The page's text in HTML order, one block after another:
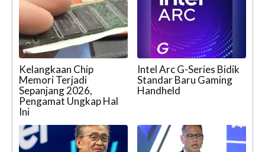
Kelangkaan Chip
Memori Terjadi
Sepanjang 2026,
Pengamat Ungkap Hal
Ini
Intel Arc G-Series Bidik
Standar Baru Gaming
Handheld